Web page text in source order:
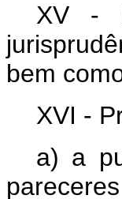
XV -
bem
XVI -
a) a